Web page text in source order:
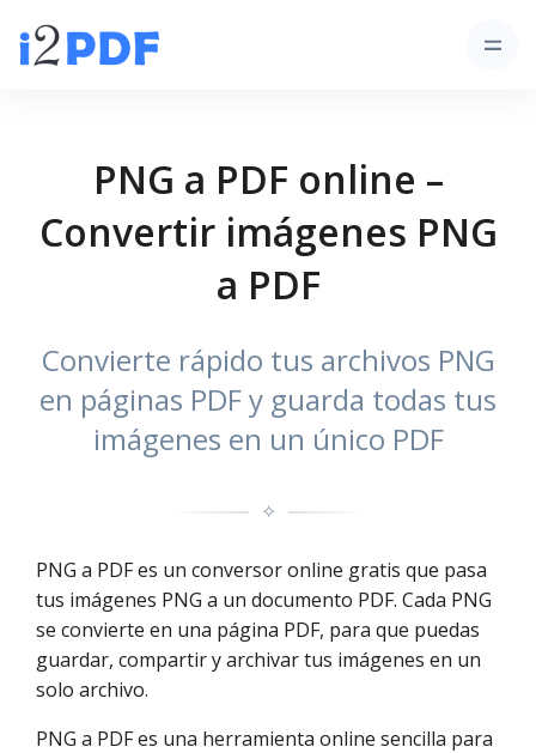
PNG a PDF online –
Convertir imágenes PNG
a PDF
Convierte rápido tus archivos PNG
en páginas PDF y guarda todas tus
imágenes en un único PDF
✧
PNG a PDF es un conversor online gratis que pasa
tus imágenes PNG a un documento PDF. Cada PNG
se convierte en una página PDF, para que puedas
guardar, compartir y archivar tus imágenes en un
solo archivo.
PNG a PDF es una herramienta online sencilla para